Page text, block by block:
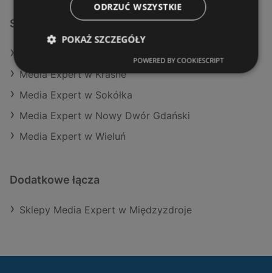
Sklepy Media Expert w:
Media Expert w Krasne
Media Expert w Sokółka
Media Expert w Nowy Dwór Gdański
Media Expert w Wieluń
Dodatkowe łącza
Sklepy Media Expert w Międzyzdroje
ODRZUĆ WSZYSTKIE
POKAŻ SZCZEGÓŁY
POWERED BY COOKIESCRIPT